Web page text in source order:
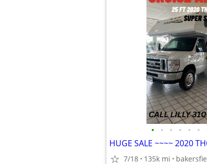
• • • • • •
HUGE SALE ~~~~ 2020
7/18 135k mi